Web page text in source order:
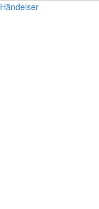
Händelser